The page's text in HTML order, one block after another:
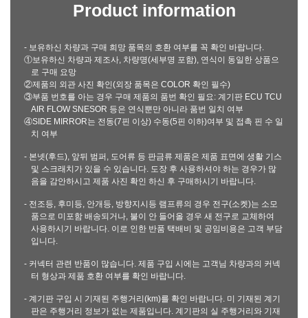
Product information
- 보유하신 차량과 구매 희망 품목의 호환 여부를 꼭 확인 바랍니다.
①보유하신 차량과 제조사, 차량명(세부명 포함), 연식이 동일한 상품으
로 구매 요망
②제품의 외관 사진 확인(외장 품목은 COLOR 확인 필수)
③부품 번호를 아는 경우 구매 제품의 품번 확인 필요: 계기판 ECU TCU
AIR FLOW SNESOR 등은 연식뿐만 아니라 품번 일치 여부
④SIDE MIRROR는 전동(7핀 이상) 수동(5핀 이하)여부 및 접촉 핀 수 일
치 여부
- 본넷(후드), 앞뒤 범퍼, 도어류 등 판금류 제품은 제품 표면에 생활 기스
및 스크래치가 있을 수 있습니다. 도장 후 사용하셔야 하는 경우가 많
음을 감안하시고 제품 사진 확인 하신 후 구매하시기 바랍니다.
- 전조등, 후미등, 안개등, 방향지시등 램프류의 경우 전구(소켓)는 소모
품으로 미포함 배송되거나, 불이 안 들어올 경우 새 전구로 교체하여
사용하시기 바랍니다. 이로 인한 반품 택배비 및 공임비용은 고객 부담
입니다.
- 커넥터 관련 반품이 많습니다. 제품 구입 시에는 고객님 차량과의 커넥
터 형상과 제품 호환 여부를 확인 바랍니다.
- 계기판 구입 시 기재된 주행거리(km)를 확인 바랍니다. 미 기재된 계기
판은 주행거리 정보가 없는 제품입니다. 계기판의 실 주행거리와 기재